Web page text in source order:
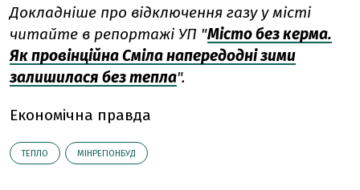
Докладніше про відключення газу у місті
читайте в репортажі УП "Місто без керма.
Як провінційна Сміла напередодні зими
залишилася без тепла".
Економічна правда
ТЕПЛО МІНРЕГІОНБУД